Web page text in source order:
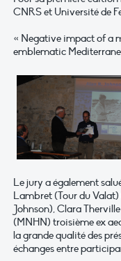
CNRS et Université de
« Negative impact of a
emblematic
Le jury a également
Lambret (Tour du
Johnson), Clara
(MNHN) troisième ex
la grande qualité des
échanges entre